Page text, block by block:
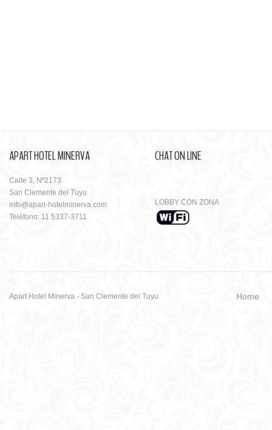
APART HOTEL MINERVA
Calle 3, Nº2173
San Clemente del Tuyu
info@apart-hotelminerva.com
Teléfono: 11 5337-3711
CHAT ON LINE
LOBBY CON ZONA
Home
Apart Hotel Minerva - San Clemente del Tuyu